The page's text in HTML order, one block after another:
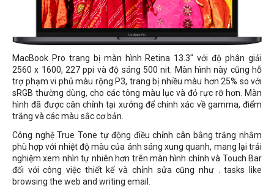
MacBook Pro trang bị màn hình Retina 13.3" với độ phân giải
2560 x 1600, 227 ppi và độ sáng 500 nit. Màn hình này cũng hỗ
trợ phạm vi phủ màu rộng P3, trang bị nhiều màu hơn 25% so với
sRGB thường dùng, cho các tông màu lục và đỏ rực rỡ hơn. Màn
hình đã được cân chỉnh tại xưởng để chính xác về gamma, điểm
trắng và các màu sắc cơ bản.
Công nghệ True Tone tự động điều chỉnh cân bằng trắng nhằm
phù hợp với nhiệt độ màu của ánh sáng xung quanh, mang lại trải
nghiệm xem nhìn tự nhiên hơn trên màn hình chính và Touch Bar
đối với công việc thiết kế và chỉnh sửa cũng như . tasks like
browsing the web and writing email.